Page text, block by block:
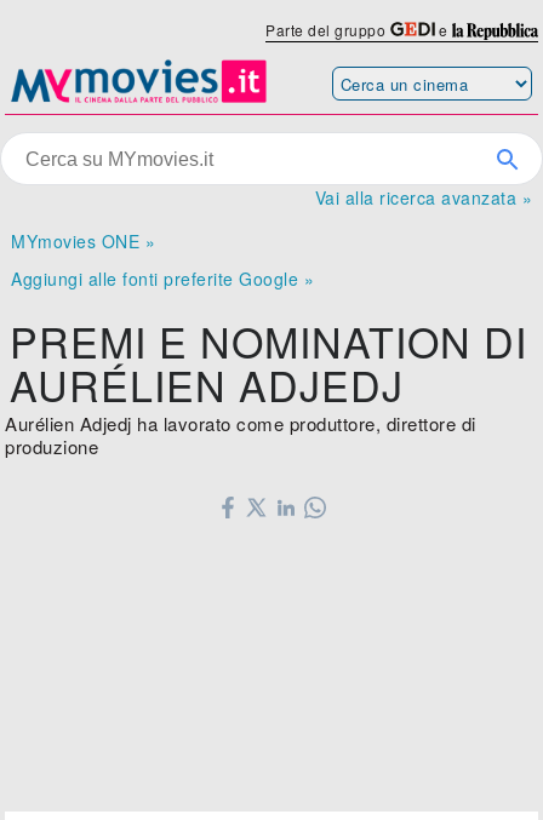
Parte del gruppo e
Vai alla ricerca avanzata »
MYmovies ONE »
Aggiungi alle fonti preferite Google »
PREMI E NOMINATION DI
AURÉLIEN ADJEDJ
Aurélien Adjedj ha lavorato come produttore, direttore di
produzione